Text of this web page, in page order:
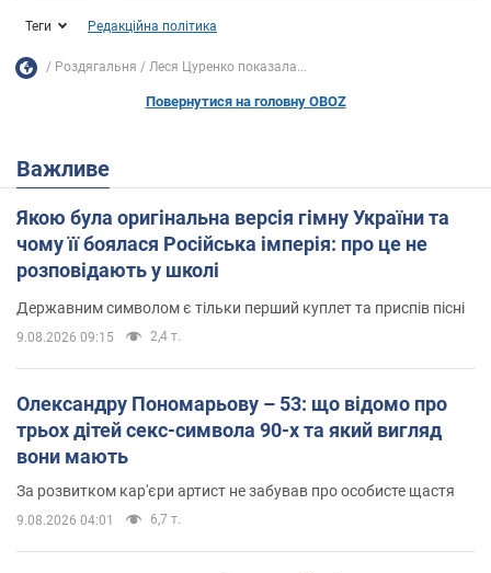
Теги Редакційна політика
Роздягальня Леся Цуренко показала...
Повернутися на головну OBOZ
Важливе
Якою була оригінальна версія гімну України та
чому її боялася Російська імперія: про це не
розповідають у школі
Державним символом є тільки перший куплет та приспів пісні
9.08.2026 09:15 2,4 т.
Олександру Пономарьову – 53: що відомо про
трьох дітей секс-символа 90-х та який вигляд
вони мають
За розвитком кар'єри артист не забував про особисте щастя
9.08.2026 04:01 6,7 т.